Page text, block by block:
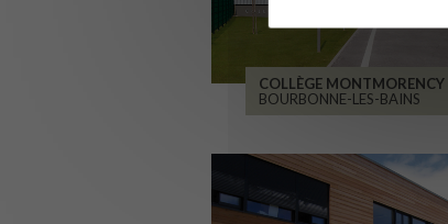
COLLÈGE MONTMORENCY
BOURBONNE-LES-BAINS